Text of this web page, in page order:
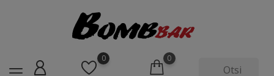
0 0